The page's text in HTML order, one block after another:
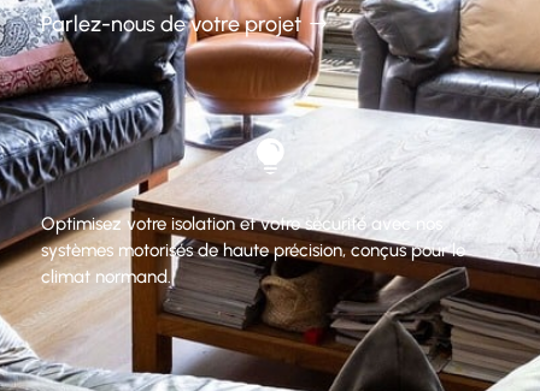
Parlez-nous de votre projet

Optimisez votre isolation et votre sécurité avec nos
systèmes motorisés de haute précision, conçus pour le
climat normand.